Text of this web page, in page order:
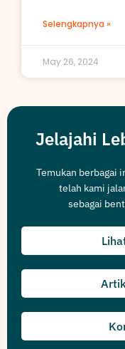
Selengkapnya »
May 26, 2024
Jelajahi
Temukan berbagai
telah kami
sebagai